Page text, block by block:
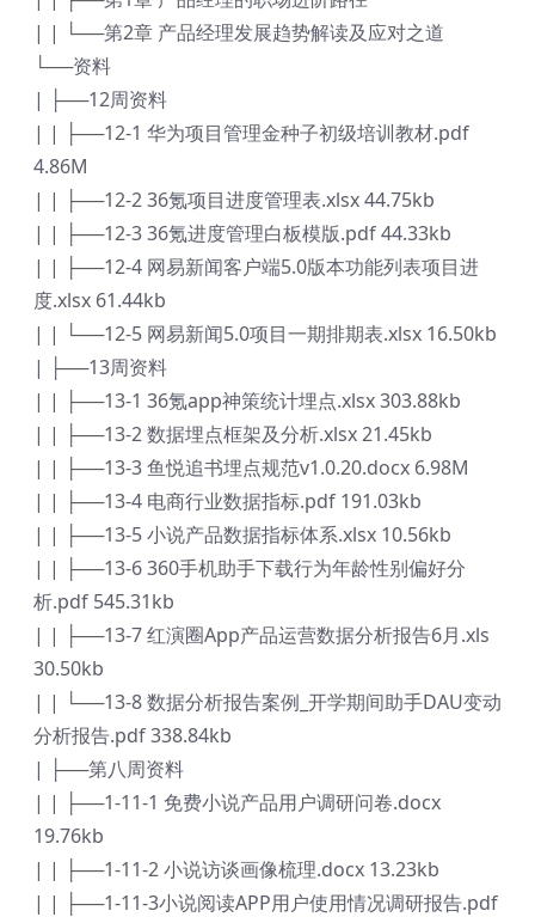
| | └──第2章 产品经理发展趋势解读及应对之道
└──资料
| ├──12周资料
| | ├──12-1 华为项目管理金种子初级培训教材.pdf
4.86M
| | ├──12-2 36氪项目进度管理表.xlsx 44.75kb
| | ├──12-3 36氪进度管理白板模版.pdf 44.33kb
| | ├──12-4 网易新闻客户端5.0版本功能列表项目进
度.xlsx 61.44kb
| | └──12-5 网易新闻5.0项目一期排期表.xlsx 16.50kb
| ├──13周资料
| | ├──13-1 36氪app神策统计埋点.xlsx 303.88kb
| | ├──13-2 数据埋点框架及分析.xlsx 21.45kb
| | ├──13-3 鱼悦追书埋点规范v1.0.20.docx 6.98M
| | ├──13-4 电商行业数据指标.pdf 191.03kb
| | ├──13-5 小说产品数据指标体系.xlsx 10.56kb
| | ├──13-6 360手机助手下载行为年龄性别偏好分
析.pdf 545.31kb
| | ├──13-7 红演圈App产品运营数据分析报告6月.xls
30.50kb
| | └──13-8 数据分析报告案例_开学期间助手DAU变动
分析报告.pdf 338.84kb
| ├──第八周资料
| | ├──1-11-1 免费小说产品用户调研问卷.docx
19.76kb
| | ├──1-11-2 小说访谈画像梳理.docx 13.23kb
| | ├──1-11-3小说阅读APP用户使用情况调研报告.pdf